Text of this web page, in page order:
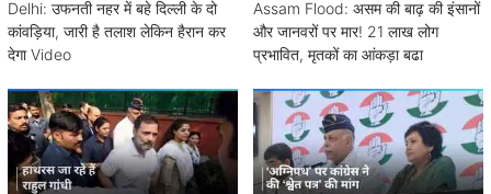
Delhi: उफनती नहर में बहे दिल्ली के दो
कांवड़िया, जारी है तलाश लेकिन हैरान कर
देगा Video
Assam Flood: असम की बाढ़ की इंसानों
और जानवरों पर मार! 21 लाख लोग
प्रभावित, मृतकों का आंकड़ा बढा